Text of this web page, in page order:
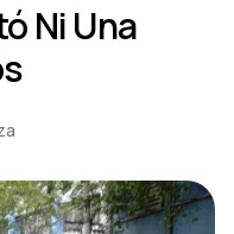
Ni Una